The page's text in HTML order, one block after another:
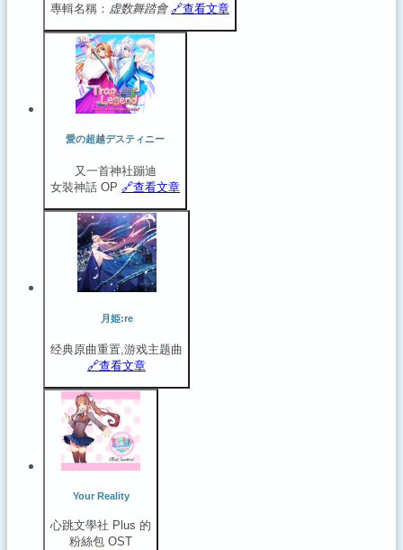
專輯名稱： 虚数舞踏會 🔗️查看文章
愛の超越デスティニー
又一首神社蹦迪
女裝神話 OP 🔗️查看文章
月姫:re
经典原曲重置,游戏主题曲
🔗️查看文章
Your Reality
心跳文學社 Plus 的
粉絲包 OST